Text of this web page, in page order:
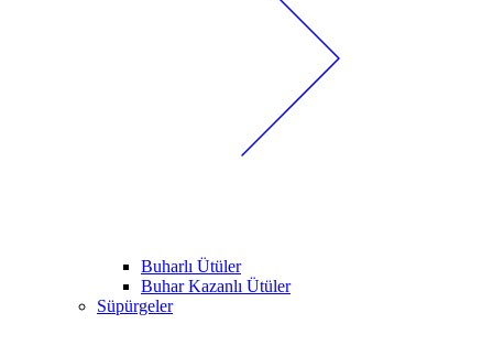
Buharlı Ütüler
Buhar Kazanlı Ütüler
Süpürgeler